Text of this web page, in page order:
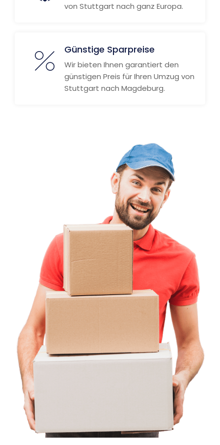
von Stuttgart nach ganz Europa.
Günstige Sparpreise
Wir bieten Ihnen garantiert den
günstigen Preis für Ihren Umzug von
Stuttgart nach Magdeburg.